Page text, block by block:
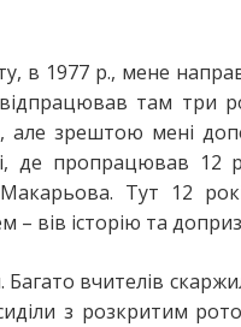
в 1977 р., мене
там три
але зрештою мені
де пропрацював 12
Тут 12
вів історію та
вчителів
з розкритим